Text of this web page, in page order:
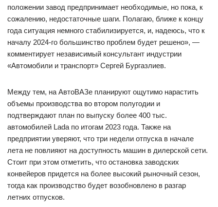
положении завод предпринимает необходимые, но пока, к
сожалению, недостаточные шаги. Полагаю, ближе к концу
года ситуация немного стабилизируется, и, надеюсь, что к
началу 2024-го большинство проблем будет решено», —
комментирует независимый консультант индустрии
«Автомобили и транспорт» Сергей Бургазлиев.
Между тем, на АвтоВАЗе планируют ощутимо нарастить
объемы производства во втором полугодии и
подтверждают план по выпуску более 400 тыс.
автомобилей Lada по итогам 2023 года. Также на
предприятии уверяют, что три недели отпуска в начале
лета не повлияют на доступность машин в дилерской сети.
Стоит при этом отметить, что остановка заводских
конвейеров придется на более высокий рыночный сезон,
тогда как производство будет возобновлено в разгар
летних отпусков.